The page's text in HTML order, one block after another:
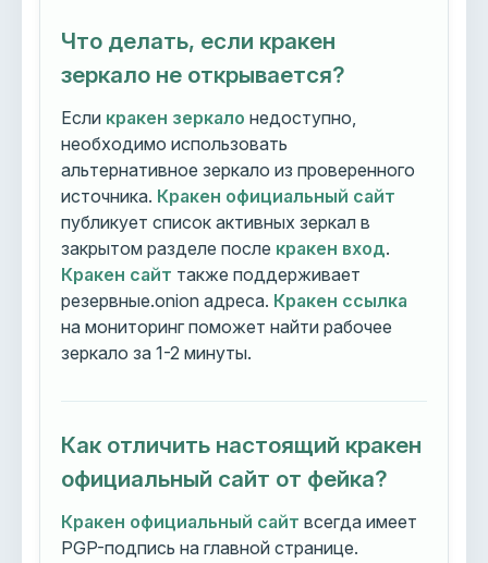
Что делать, если кракен
зеркало не открывается?
Если кракен зеркало недоступно,
необходимо использовать
альтернативное зеркало из проверенного
источника. Кракен официальный сайт
публикует список активных зеркал в
закрытом разделе после кракен вход.
Кракен сайт также поддерживает
резервные.onion адреса. Кракен ссылка
на мониторинг поможет найти рабочее
зеркало за 1-2 минуты.
Как отличить настоящий кракен
официальный сайт от фейка?
Кракен официальный сайт всегда имеет
PGP-подпись на главной странице.